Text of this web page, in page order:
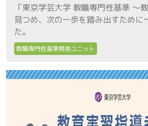
「東京学芸大学 教職専門性基準 ～
見つめ、次の一歩を踏み出すために
た。
教職専門性基準開発ユニット